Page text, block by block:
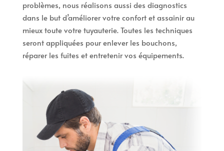
problèmes, nous réalisons aussi des diagnostics
dans le but d’améliorer votre confort et assainir au
mieux toute votre tuyauterie. Toutes les techniques
seront appliquées pour enlever les bouchons,
réparer les fuites et entretenir vos équipements.